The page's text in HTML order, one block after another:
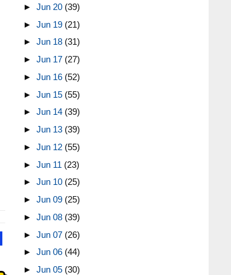
► Jun 20 (39)
► Jun 19 (21)
► Jun 18 (31)
► Jun 17 (27)
► Jun 16 (52)
► Jun 15 (55)
► Jun 14 (39)
► Jun 13 (39)
► Jun 12 (55)
► Jun 11 (23)
► Jun 10 (25)
► Jun 09 (25)
► Jun 08 (39)
► Jun 07 (26)
► Jun 06 (44)
► Jun 05 (30)